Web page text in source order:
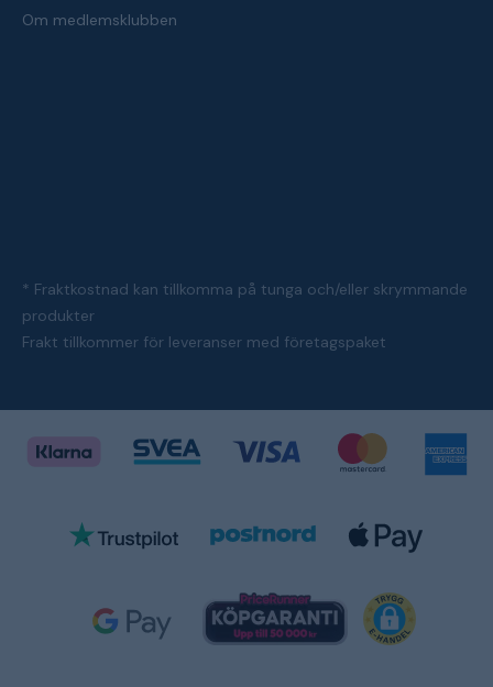
Om medlemsklubben
* Fraktkostnad kan tillkomma på tunga och/eller skrymmande
produkter
Frakt tillkommer för leveranser med företagspaket